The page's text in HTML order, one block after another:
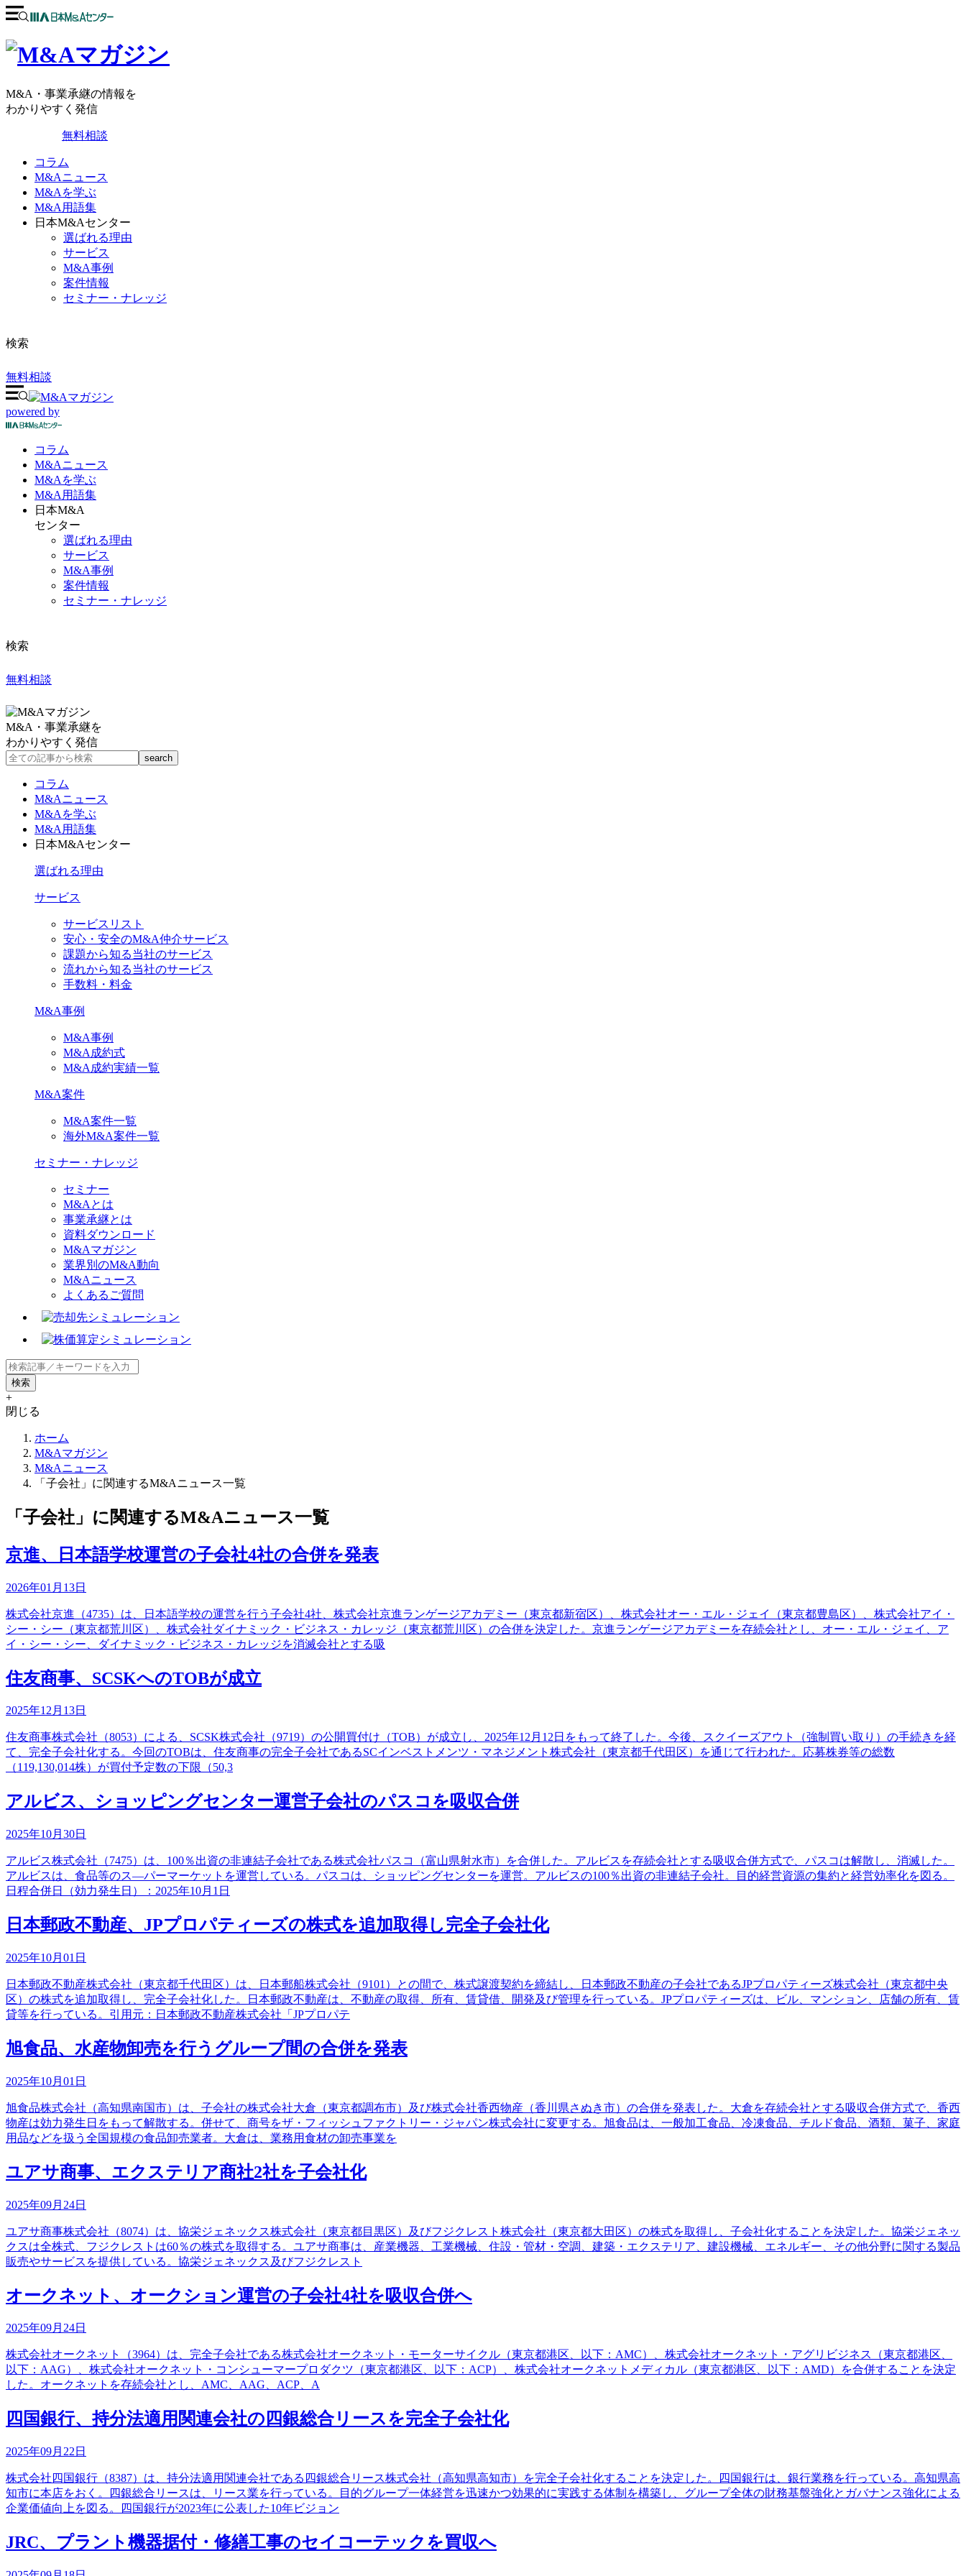
M&A・事業承継の情報を
わかりやすく発信
無料相談
コラム
M&Aニュース
M&Aを学ぶ
M&A用語集
日本M&Aセンター
選ばれる理由
サービス
M&A事例
案件情報
セミナー・ナレッジ
検索
無料相談
powered by
コラム
M&Aニュース
M&Aを学ぶ
M&A 用語集
日本M&A
センター
選ばれる理由
サービス
M&A事例
案件情報
セミナー・ナレッジ
検索
無料相談
M&A・事業承継を
わかりやすく発信
コラム
M&Aニュース
M&Aを学ぶ
M&A用語集
日本M&Aセンター
選ばれる理由
サービス
サービスリスト
安心・安全のM&A仲介サービス
課題から知る当社のサービス
流れから知る当社のサービス
手数料・料金
M&A事例
M&A事例
M&A成約式
M&A成約実績一覧
M&A案件
M&A案件一覧
海外M&A案件一覧
セミナー・ナレッジ
セミナー
M&Aとは
事業承継とは
資料ダウンロード
M&Aマガジン
業界別のM&A動向
M&Aニュース
よくあるご質問
+
閉じる
ホーム
M&Aマガジン
M&Aニュース
「子会社」に関連するM&Aニュース一覧
「子会社」に関連するM&Aニュース一覧
京進、日本語学校運営の子会社4社の合併を発表
2026年01月13日
株式会社京進（4735）は、日本語学校の運営を行う子会社4社、株式会社京進ランゲージアカデミー（東京都新宿区）、株式会社オー・エル・ジェイ（東京都豊島区）、株式会社アイ・
シー・シー（東京都荒川区）、株式会社ダイナミック・ビジネス・カレッジ（東京都荒川区）の合併を決定した。京進ランゲージアカデミーを存続会社とし、オー・エル・ジェイ、ア
イ・シー・シー、ダイナミック・ビジネス・カレッジを消滅会社とする吸
住友商事、SCSKへのTOBが成立
2025年12月13日
住友商事株式会社（8053）による、SCSK株式会社（9719）の公開買付け（TOB）が成立し、2025年12月12日をもって終了した。今後、スクイーズアウト（強制買い取り）の手続きを経
て、完全子会社化する。今回のTOBは、住友商事の完全子会社であるSCインベストメンツ・マネジメント株式会社（東京都千代田区）を通じて行われた。応募株券等の総数
（119,130,014株）が買付予定数の下限（50,3
アルビス、ショッピングセンター運営子会社のパスコを吸収合併
2025年10月30日
アルビス株式会社（7475）は、100％出資の非連結子会社である株式会社パスコ（富山県射水市）を合併した。アルビスを存続会社とする吸収合併方式で、パスコは解散し、消滅した。
アルビスは、食品等のス―パーマーケットを運営している。パスコは、ショッピングセンターを運営。アルビスの100％出資の非連結子会社。目的経営資源の集約と経営効率化を図る。
日程合併日（効力発生日）：2025年10月1日
日本郵政不動産、JPプロパティーズの株式を追加取得し完全子会社化
2025年10月01日
日本郵政不動産株式会社（東京都千代田区）は、日本郵船株式会社（9101）との間で、株式譲渡契約を締結し、日本郵政不動産の子会社であるJPプロパティーズ株式会社（東京都中央
区）の株式を追加取得し、完全子会社化した。日本郵政不動産は、不動産の取得、所有、賃貸借、開発及び管理を行っている。JPプロパティーズは、ビル、マンション、店舗の所有、賃
貸等を行っている。引用元：日本郵政不動産株式会社「JPプロパテ
旭食品、水産物卸売を行うグループ間の合併を発表
2025年10月01日
旭食品株式会社（高知県南国市）は、子会社の株式会社大倉（東京都調布市）及び株式会社香西物産（香川県さぬき市）の合併を発表した。大倉を存続会社とする吸収合併方式で、香西
物産は効力発生日をもって解散する。併せて、商号をザ・フィッシュファクトリー・ジャパン株式会社に変更する。旭食品は、一般加工食品、冷凍食品、チルド食品、酒類、菓子、家庭
用品などを扱う全国規模の食品卸売業者。大倉は、業務用食材の卸売事業を
ユアサ商事、エクステリア商社2社を子会社化
2025年09月24日
ユアサ商事株式会社（8074）は、協栄ジェネックス株式会社（東京都目黒区）及びフジクレスト株式会社（東京都大田区）の株式を取得し、子会社化することを決定した。協栄ジェネッ
クスは全株式、フジクレストは60％の株式を取得する。ユアサ商事は、産業機器、工業機械、住設・管材・空調、建築・エクステリア、建設機械、エネルギー、その他分野に関する製品
販売やサービスを提供している。協栄ジェネックス及びフジクレスト
オークネット、オークション運営の子会社4社を吸収合併へ
2025年09月24日
株式会社オークネット（3964）は、完全子会社である株式会社オークネット・モーターサイクル（東京都港区、以下：AMC）、株式会社オークネット・アグリビジネス（東京都港区、
以下：AAG）、株式会社オークネット・コンシューマープロダクツ（東京都港区、以下：ACP）、株式会社オークネットメディカル（東京都港区、以下：AMD）を合併することを決定
した。オークネットを存続会社とし、AMC、AAG、ACP、A
四国銀行、持分法適用関連会社の四銀総合リースを完全子会社化
2025年09月22日
株式会社四国銀行（8387）は、持分法適用関連会社である四銀総合リース株式会社（高知県高知市）を完全子会社化することを決定した。四国銀行は、銀行業務を行っている。高知県高
知市に本店をおく。四銀総合リースは、リース業を行っている。目的グループ一体経営を迅速かつ効果的に実践する体制を構築し、グループ全体の財務基盤強化とガバナンス強化による
企業価値向上を図る。四国銀行が2023年に公表した10年ビジョン
JRC、プラント機器据付・修繕工事のセイコーテックを買収へ